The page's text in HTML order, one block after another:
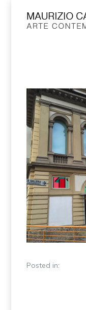
Posted in: